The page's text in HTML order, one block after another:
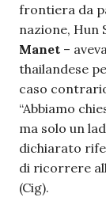
frontiera da
nazione, Hun
Manet –
thailandese
caso
“Abbiamo
ma solo un
dichiarato
di ricorrere
(Cig).